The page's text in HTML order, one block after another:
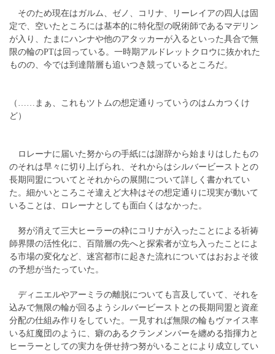
そのため現在はガルム、ゼノ、コリナ、リーレイアの四人は固
定で、空いたところには基本的に特化型の呪術師であるマデリン
が入り、たまにハンナや他のアタッカーが入るといった具合で無
限の輪のPTは回っている。一時期アルドレットクロウに抜かれた
ものの、今では到達階層も追いつき競っているところだ。
（……まぁ、これもツトムの想定通りっていうのはムカつくけ
ど）
ロレーナに届いた努からの手紙には謝辞から始まりはしたもの
のそれは早々に切り上げられ、それからはシルバービーストとの
長期同盟についてとそれからの展開について詳しく書かれてい
た。細かいところこそ違えど大枠はその想定通りに現実が動いて
いることは、ロレーナとしても面白くはなかった。
努が消えて三大ヒーラーの枠にコリナが入ったことによる祈祷
師界隈の活性化に、百階層の先へと探索者が立ち入ったことによ
る市場の変化など、迷宮都市に起きた流れについてはおおよそ彼
の予想が当たっていた。
ディニエルやアーミラの離脱についても言及していて、それを
込みで無限の輪が回るようシルバービーストとの長期同盟と資産
分配の仕組み作りをしていた。一見すれば無限の輪もヴァイス率
いる紅魔団のように、癖のあるクランメンバーを纏める指揮力と
ヒーラーとしての実力を併せ持つ努がいることにより成立してい